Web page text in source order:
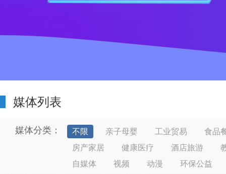
媒体列表
媒体分类： 不限 亲子母婴 工业贸易
食品
房产家居
健康医疗 酒店旅游
自媒体
视频 动漫 环保公益